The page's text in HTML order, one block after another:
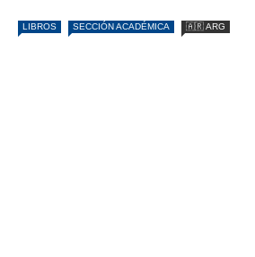
LIBROS SECCIÓN ACADÉMICA 🇦🇷 ARG